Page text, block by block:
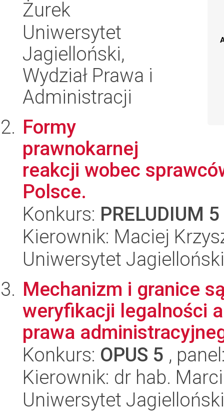
Żurek
Uniwersytet
Jagielloński,
Wydział Prawa i
Administracji
Formy
prawnokarnej
reakcji wobec
Polsce.
Konkurs: PRELUDIUM 5
Kierownik: Maciej
Uniwersytet
Mechanizm i granice
weryfikacji legalności
prawa
Konkurs: OPUS 5 ,
Kierownik: dr hab.
Uniwersytet